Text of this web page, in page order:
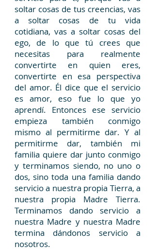
soltar cosas de tus creencias, vas
a soltar cosas de tu vida
cotidiana, vas a soltar cosas del
ego, de lo que tú crees que
necesitas para realmente
convertirte en quien eres,
convertirte en esa perspectiva
del amor. Él dice que el servicio
es amor, eso fue lo que yo
aprendí. Entonces ese servicio
empieza también conmigo
mismo al permitirme dar. Y al
permitirme dar, también mi
familia quiere dar junto conmigo
y terminamos siendo, no uno o
dos, sino toda una familia dando
servicio a nuestra propia Tierra, a
nuestra propia Madre Tierra.
Terminamos dando servicio a
nuestra Madre y nuestra Madre
termina dándonos servicio a
nosotros.